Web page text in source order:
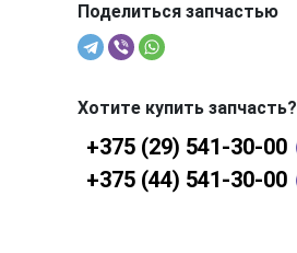
Поделиться запчастью
Хотите купить запчасть?
+375 (29) 541-30-00
+375 (44) 541-30-00